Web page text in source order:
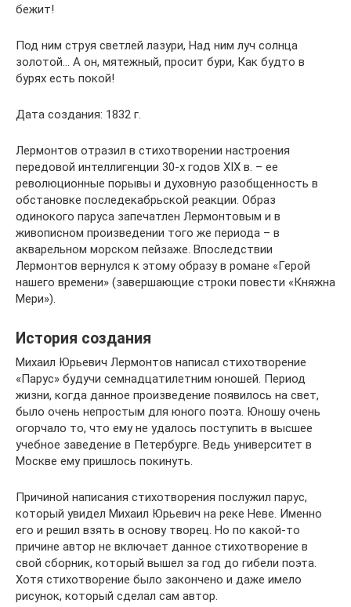
бежит!
Под ним струя светлей лазури, Над ним луч солнца
золотой… А он, мятежный, просит бури, Как будто в
бурях есть покой!
Дата создания: 1832 г.
Лермонтов отразил в стихотворении настроения
передовой интеллигенции 30-х годов XIX в. – ее
революционные порывы и духовную разобщенность в
обстановке последекабрьской реакции. Образ
одинокого паруса запечатлен Лермонтовым и в
живописном произведении того же периода – в
акварельном морском пейзаже. Впоследствии
Лермонтов вернулся к этому образу в романе «Герой
нашего времени» (завершающие строки повести «Княжна
Мери»).
История создания
Михаил Юрьевич Лермонтов написал стихотворение
«Парус» будучи семнадцатилетним юношей. Период
жизни, когда данное произведение появилось на свет,
было очень непростым для юного поэта. Юношу очень
огорчало то, что ему не удалось поступить в высшее
учебное заведение в Петербурге. Ведь университет в
Москве ему пришлось покинуть.
Причиной написания стихотворения послужил парус,
который увидел Михаил Юрьевич на реке Неве. Именно
его и решил взять в основу творец. Но по какой-то
причине автор не включает данное стихотворение в
свой сборник, который вышел за год до гибели поэта.
Хотя стихотворение было закончено и даже имело
рисунок, который сделал сам автор.